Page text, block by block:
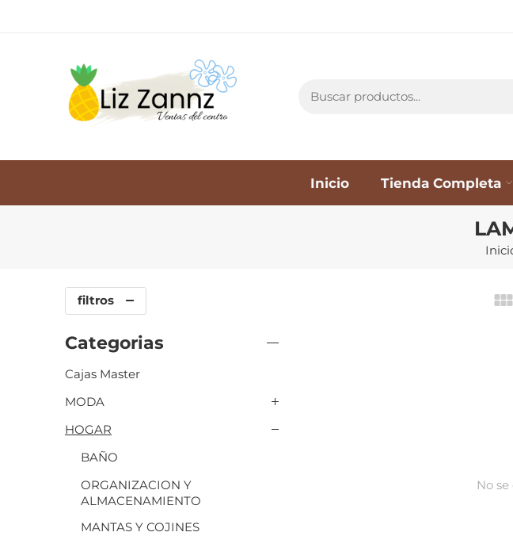
Inicio Tienda Completa
filtros
No
Categorias
Cajas Master
MODA
HOGAR
BAÑO
ORGANIZACION Y
ALMACENAMIENTO
MANTAS Y COJINES